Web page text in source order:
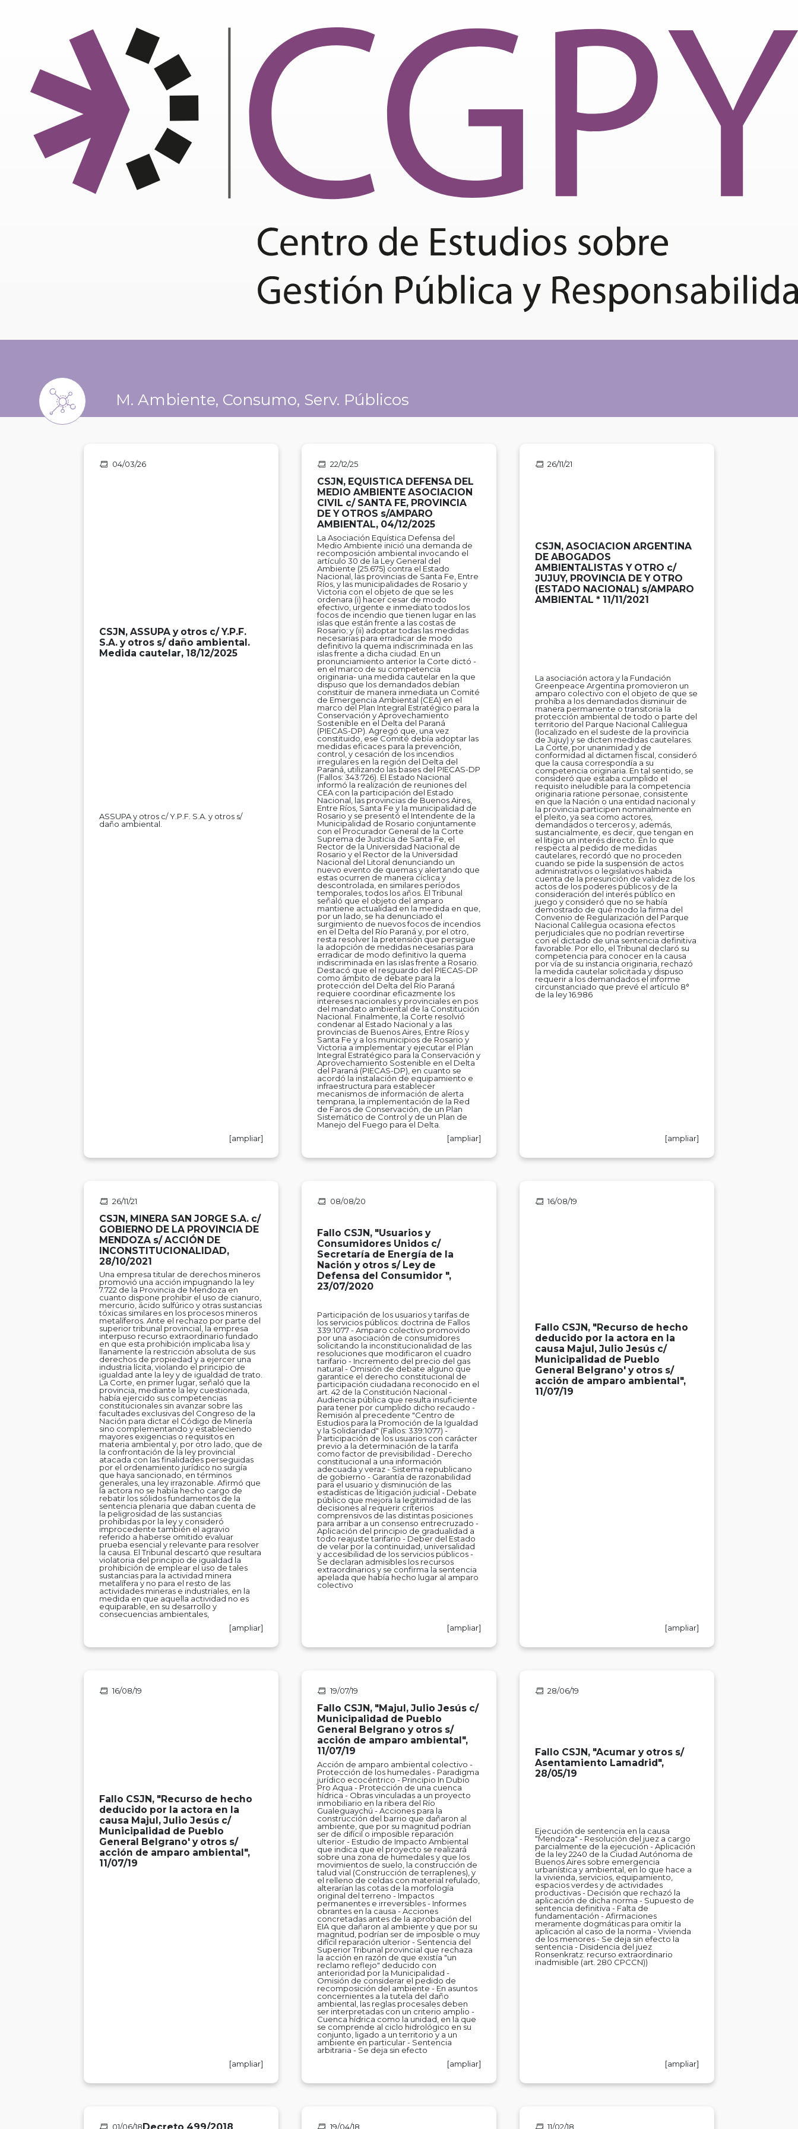
M. Ambiente, Consumo, Serv. Públicos
04/03/26
CSJN, ASSUPA y otros c/ Y.P.F.
S.A. y otros s/ daño ambiental.
Medida cautelar, 18/12/2025
ASSUPA y otros c/ Y.P.F. S.A. y otros s/
daño ambiental.
[ampliar]
22/12/25
CSJN, EQUISTICA DEFENSA DEL
MEDIO AMBIENTE ASOCIACION
CIVIL c/ SANTA FE, PROVINCIA
DE Y OTROS s/AMPARO
AMBIENTAL, 04/12/2025
La Asociación Equística Defensa del
Medio Ambiente inició una demanda de
recomposición ambiental invocando el
artículo 30 de la Ley General del
Ambiente (25.675) contra el Estado
Nacional, las provincias de Santa Fe, Entre
Ríos, y las municipalidades de Rosario y
Victoria con el objeto de que se les
ordenara (i) hacer cesar de modo
efectivo, urgente e inmediato todos los
focos de incendio que tienen lugar en las
islas que están frente a las costas de
Rosario; y (ii) adoptar todas las medidas
necesarias para erradicar de modo
definitivo la quema indiscriminada en las
islas frente a dicha ciudad. En un
pronunciamiento anterior la Corte dictó -
en el marco de su competencia
originaria- una medida cautelar en la que
dispuso que los demandados debían
constituir de manera inmediata un Comité
de Emergencia Ambiental (CEA) en el
marco del Plan Integral Estratégico para la
Conservación y Aprovechamiento
Sostenible en el Delta del Paraná
(PIECAS-DP). Agregó que, una vez
constituido, ese Comité debía adoptar las
medidas eficaces para la prevención,
control, y cesación de los incendios
irregulares en la región del Delta del
Paraná, utilizando las bases del PIECAS-DP
(Fallos: 343:726). El Estado Nacional
informó la realización de reuniones del
CEA con la participación del Estado
Nacional, las provincias de Buenos Aires,
Entre Ríos, Santa Fe y la municipalidad de
Rosario y se presentó el Intendente de la
Municipalidad de Rosario conjuntamente
con el Procurador General de la Corte
Suprema de Justicia de Santa Fe, el
Rector de la Universidad Nacional de
Rosario y el Rector de la Universidad
Nacional del Litoral denunciando un
nuevo evento de quemas y alertando que
estas ocurren de manera cíclica y
descontrolada, en similares períodos
temporales, todos los años. El Tribunal
señaló que el objeto del amparo
mantiene actualidad en la medida en que,
por un lado, se ha denunciado el
surgimiento de nuevos focos de incendios
en el Delta del Río Paraná y, por el otro,
resta resolver la pretensión que persigue
la adopción de medidas necesarias para
erradicar de modo definitivo la quema
indiscriminada en las islas frente a Rosario.
Destacó que el resguardo del PIECAS-DP
como ámbito de debate para la
protección del Delta del Río Paraná
requiere coordinar eficazmente los
intereses nacionales y provinciales en pos
del mandato ambiental de la Constitución
Nacional. Finalmente, la Corte resolvió
condenar al Estado Nacional y a las
provincias de Buenos Aires, Entre Ríos y
Santa Fe y a los municipios de Rosario y
Victoria a implementar y ejecutar el Plan
Integral Estratégico para la Conservación y
Aprovechamiento Sostenible en el Delta
del Paraná (PIECAS-DP), en cuanto se
acordó la instalación de equipamiento e
infraestructura para establecer
mecanismos de información de alerta
temprana, la implementación de la Red
de Faros de Conservación, de un Plan
Sistemático de Control y de un Plan de
Manejo del Fuego para el Delta.
[ampliar]
26/11/21
CSJN, ASOCIACION ARGENTINA
DE ABOGADOS
AMBIENTALISTAS Y OTRO c/
JUJUY, PROVINCIA DE Y OTRO
(ESTADO NACIONAL) s/AMPARO
AMBIENTAL * 11/11/2021
La asociación actora y la Fundación
Greenpeace Argentina promovieron un
amparo colectivo con el objeto de que se
prohíba a los demandados disminuir de
manera permanente o transitoria la
protección ambiental de todo o parte del
territorio del Parque Nacional Calilegua
(localizado en el sudeste de la provincia
de Jujuy) y se dicten medidas cautelares.
La Corte, por unanimidad y de
conformidad al dictamen fiscal, consideró
que la causa correspondía a su
competencia originaria. En tal sentido, se
consideró que estaba cumplido el
requisito ineludible para la competencia
originaria ratione personae, consistente
en que la Nación o una entidad nacional y
la provincia participen nominalmente en
el pleito, ya sea como actores,
demandados o terceros y, además,
sustancialmente, es decir, que tengan en
el litigio un interés directo. En lo que
respecta al pedido de medidas
cautelares, recordó que no proceden
cuando se pide la suspensión de actos
administrativos o legislativos habida
cuenta de la presunción de validez de los
actos de los poderes públicos y de la
consideración del interés público en
juego y consideró que no se había
demostrado de qué modo la firma del
Convenio de Regularización del Parque
Nacional Calilegua ocasiona efectos
perjudiciales que no podrían revertirse
con el dictado de una sentencia definitiva
favorable. Por ello, el Tribunal declaró su
competencia para conocer en la causa
por vía de su instancia originaria, rechazó
la medida cautelar solicitada y dispuso
requerir a los demandados el informe
circunstanciado que prevé el artículo 8°
de la ley 16.986
[ampliar]
26/11/21
CSJN, MINERA SAN JORGE S.A. c/
GOBIERNO DE LA PROVINCIA DE
MENDOZA s/ ACCIÓN DE
INCONSTITUCIONALIDAD,
28/10/2021
Una empresa titular de derechos mineros
promovió una acción impugnando la ley
7.722 de la Provincia de Mendoza en
cuanto dispone prohibir el uso de cianuro,
mercurio, ácido sulfúrico y otras sustancias
tóxicas similares en los procesos mineros
metalíferos. Ante el rechazo por parte del
superior tribunal provincial, la empresa
interpuso recurso extraordinario fundado
en que esta prohibición implicaba lisa y
llanamente la restricción absoluta de sus
derechos de propiedad y a ejercer una
industria lícita, violando el principio de
igualdad ante la ley y de igualdad de trato.
La Corte, en primer lugar, señaló que la
provincia, mediante la ley cuestionada,
había ejercido sus competencias
constitucionales sin avanzar sobre las
facultades exclusivas del Congreso de la
Nación para dictar el Código de Minería
sino complementando y estableciendo
mayores exigencias o requisitos en
materia ambiental y, por otro lado, que de
la confrontación de la ley provincial
atacada con las finalidades perseguidas
por el ordenamiento jurídico no surgía
que haya sancionado, en términos
generales, una ley irrazonable. Afirmó que
la actora no se había hecho cargo de
rebatir los sólidos fundamentos de la
sentencia plenaria que daban cuenta de
la peligrosidad de las sustancias
prohibidas por la ley y consideró
improcedente también el agravio
referido a haberse omitido evaluar
prueba esencial y relevante para resolver
la causa. El Tribunal descartó que resultara
violatoria del principio de igualdad la
prohibición de emplear el uso de tales
sustancias para la actividad minera
metalífera y no para el resto de las
actividades mineras e industriales, en la
medida en que aquella actividad no es
equiparable, en su desarrollo y
consecuencias ambientales,
[ampliar]
08/08/20
Fallo CSJN, "Usuarios y
Consumidores Unidos c/
Secretaría de Energía de la
Nación y otros s/ Ley de
Defensa del Consumidor ",
23/07/2020
Participación de los usuarios y tarifas de
los servicios públicos: doctrina de Fallos
339:1077 - Amparo colectivo promovido
por una asociación de consumidores
solicitando la inconstitucionalidad de las
resoluciones que modificaron el cuadro
tarifario - Incremento del precio del gas
natural - Omisión de debate alguno que
garantice el derecho constitucional de
participación ciudadana reconocido en el
art. 42 de la Constitución Nacional -
Audiencia pública que resulta insuficiente
para tener por cumplido dicho recaudo -
Remisión al precedente "Centro de
Estudios para la Promoción de la Igualdad
y la Solidaridad" (Fallos: 339:1077) -
Participación de los usuarios con carácter
previo a la determinación de la tarifa
como factor de previsibilidad - Derecho
constitucional a una información
adecuada y veraz - Sistema republicano
de gobierno - Garantía de razonabilidad
para el usuario y disminución de las
estadísticas de litigación judicial - Debate
público que mejora la legitimidad de las
decisiones al requerir criterios
comprensivos de las distintas posiciones
para arribar a un consenso entrecruzado -
Aplicación del principio de gradualidad a
todo reajuste tarifario - Deber del Estado
de velar por la continuidad, universalidad
y accesibilidad de los servicios públicos -
Se declaran admisibles los recursos
extraordinarios y se confirma la sentencia
apelada que había hecho lugar al amparo
colectivo
[ampliar]
16/08/19
Fallo CSJN, "Recurso de hecho
deducido por la actora en la
causa Majul, Julio Jesús c/
Municipalidad de Pueblo
General Belgrano' y otros s/
acción de amparo ambiental",
11/07/19
[ampliar]
16/08/19
Fallo CSJN, "Recurso de hecho
deducido por la actora en la
causa Majul, Julio Jesús c/
Municipalidad de Pueblo
General Belgrano' y otros s/
acción de amparo ambiental",
11/07/19
[ampliar]
19/07/19
Fallo CSJN, "Majul, Julio Jesús c/
Municipalidad de Pueblo
General Belgrano y otros s/
acción de amparo ambiental",
11/07/19
Acción de amparo ambiental colectivo -
Protección de los humedales - Paradigma
jurídico ecocéntrico - Principio In Dubio
Pro Aqua - Protección de una cuenca
hídrica - Obras vinculadas a un proyecto
inmobiliario en la ribera del Río
Gualeguaychú - Acciones para la
construcción del barrio que dañaron al
ambiente, que por su magnitud podrían
ser de difícil o imposible reparación
ulterior - Estudio de Impacto Ambiental
que indica que el proyecto se realizará
sobre una zona de humedales y que los
movimientos de suelo, la construcción de
talud vial (Construcción de terraplenes), y
el relleno de celdas con material refulado,
alterarían las cotas de la morfología
original del terreno - Impactos
permanentes e irreversibles - Informes
obrantes en la causa - Acciones
concretadas antes de la aprobación del
EIA que dañaron al ambiente y que por su
magnitud, podrían ser de imposible o muy
difícil reparación ulterior - Sentencia del
Superior Tribunal provincial que rechaza
la acción en razón de que existía "un
reclamo reflejo" deducido con
anterioridad por la Municipalidad -
Omisión de considerar el pedido de
recomposición del ambiente - En asuntos
concernientes a la tutela del daño
ambiental, las reglas procesales deben
ser interpretadas con un criterio amplio -
Cuenca hídrica como la unidad, en la que
se comprende al ciclo hidrológico en su
conjunto, ligado a un territorio y a un
ambiente en particular - Sentencia
arbitraria - Se deja sin efecto
[ampliar]
28/06/19
Fallo CSJN, "Acumar y otros s/
Asentamiento Lamadrid",
28/05/19
Ejecución de sentencia en la causa
"Mendoza" - Resolución del juez a cargo
parcialmente de la ejecución - Aplicación
de la ley 2240 de la Ciudad Autónoma de
Buenos Aires sobre emergencia
urbanística y ambiental, en lo que hace a
la vivienda, servicios, equipamiento,
espacios verdes y de actividades
productivas - Decisión que rechazó la
aplicación de dicha norma - Supuesto de
sentencia definitiva - Falta de
fundamentación - Afirmaciones
meramente dogmáticas para omitir la
aplicación al caso de la norma - Vivienda
de los menores - Se deja sin efecto la
sentencia - Disidencia del juez
Ronsenkratz: recurso extraordinario
inadmisible (art. 280 CPCCN))
[ampliar]
01/06/18 19/04/18 11/02/18